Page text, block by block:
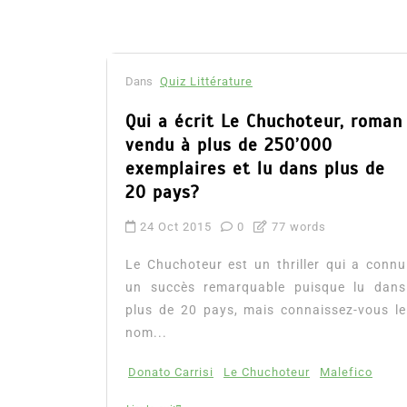
Dans Quiz Littérature
Qui a écrit Le Chuchoteur, roman
vendu à plus de 250’000
exemplaires et lu dans plus de
20 pays?
24 Oct 2015 0 77 words
Le Chuchoteur est un thriller qui a connu
un succès remarquable puisque lu dans
plus de 20 pays, mais connaissez-vous le
nom...
Donato Carrisi Le Chuchoteur Malefico